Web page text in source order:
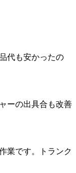
代も安かったの
ーの出具合も改善
業です。トランク